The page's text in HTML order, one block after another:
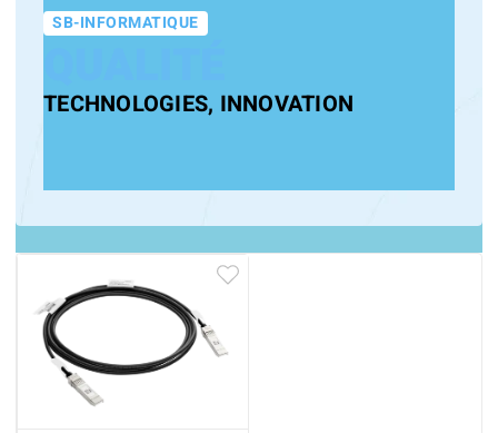
SB-INFORMATIQUE
TECHNOLOGIES, INNOVATION